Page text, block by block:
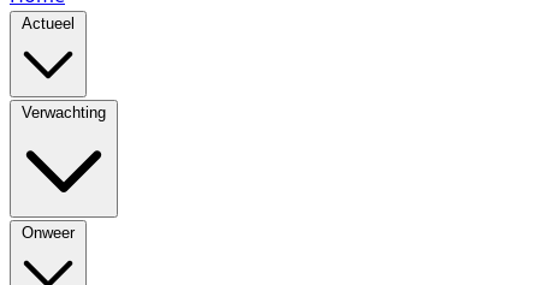
Actueel
Verwachting
Onweer